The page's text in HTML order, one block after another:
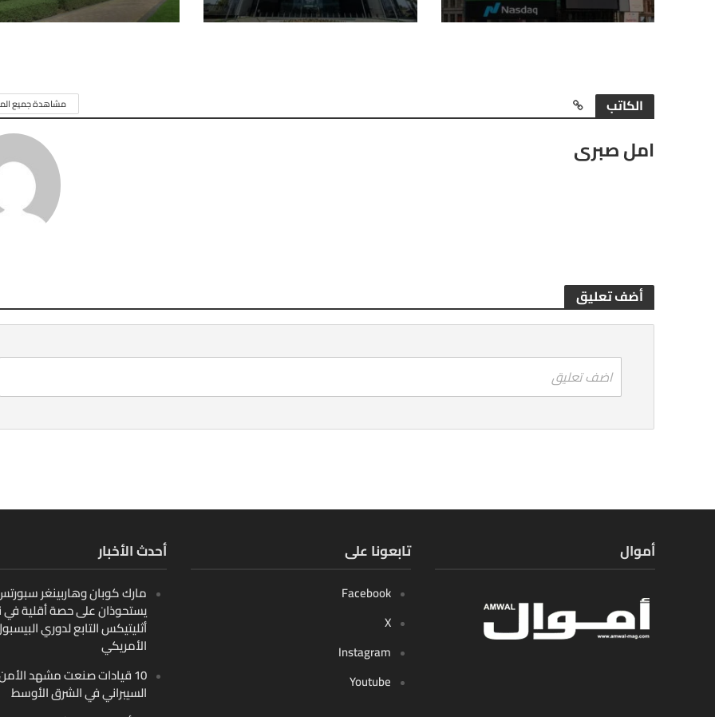
الكاتب مشاهدة جميع
امل صبرى
أضف تعليق
اضف تعليق
أحدث الأخبار
مارك كوبان وهاربينغر سبورتس
يستحوذان على حصة أقلية في
أثليتيكس التابع لدوري
الأمريكي
10 قيادات صنعت مشهد
السيبراني في الشرق الأوسط
تابعونا على
Facebook
X
Instagram
Youtube
أموال